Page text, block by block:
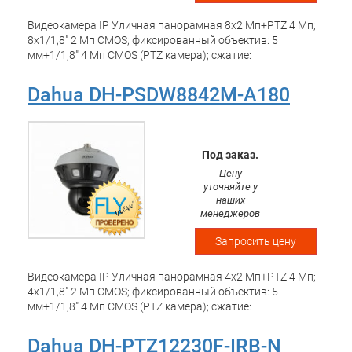
Видеокамера IP Уличная панорамная 8x2 Мп+PTZ 4 Мп;
8x1/1,8" 2 Мп CMOS; фиксированный объектив: 5
мм+1/1,8" 4 Мп CMOS (PTZ камера); сжатие:
трансляции видео: панорамная часть - 8192x1800(1~25к/
с), PTZ часть 4 Мп (1~25 к/с); чувствительность:
оптический зум – 40x; IP66; ROI, DEFOG, EIS; WDR 120 db,
3DNR,ONVIF; поддержка Micro SD; аудио вх. вых 2/2;
тревожные вх.вых 7/3; видеовыход 1 BNC; питание:
DC36В; Рабочая температура: -40 -+70 С;
Dahua DH-PSDW8842M-A180
Видеокамера IP Уличная панорамная 4x2 Мп+PTZ 4 Мп;
4x1/1,8" 2 Мп CMOS; фиксированный объектив: 5
мм+1/1,8" 4 Мп CMOS (PTZ камера); сжатие:
трансляции видео: панорамная часть - 4096x1800(1~25к/
Под заказ.
Цену
уточняйте у
наших
менеджеров
Запросить цену
Dahua DH-PTZ12230F-IRB-N